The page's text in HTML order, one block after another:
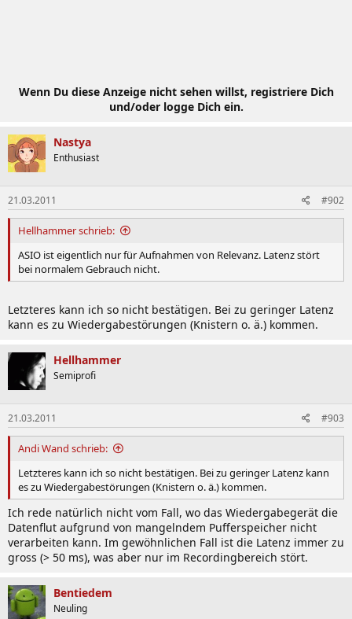
Wenn Du diese Anzeige nicht sehen willst, registriere Dich
und/oder logge Dich ein.
Nastya
Enthusiast
21.03.2011 #902
Hellhammer schrieb:
ASIO ist eigentlich nur für Aufnahmen von Relevanz. Latenz stört
bei normalem Gebrauch nicht.
Letzteres kann ich so nicht bestätigen. Bei zu geringer Latenz
kann es zu Wiedergabestörungen (Knistern o. ä.) kommen.
Hellhammer
Semiprofi
21.03.2011 #903
Andi Wand schrieb:
Letzteres kann ich so nicht bestätigen. Bei zu geringer Latenz kann
es zu Wiedergabestörungen (Knistern o. ä.) kommen.
Ich rede natürlich nicht vom Fall, wo das Wiedergabegerät die
Datenflut aufgrund von mangelndem Pufferspeicher nicht
verarbeiten kann. Im gewöhnlichen Fall ist die Latenz immer zu
gross (> 50 ms), was aber nur im Recordingbereich stört.
Bentiedem
Neuling